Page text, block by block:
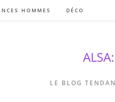
HOMMES DÉCO
LE BLOG